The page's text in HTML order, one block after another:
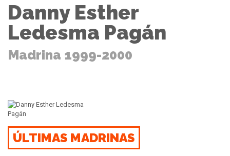
Danny Esther
Ledesma Pagán
Madrina 1999-2000
ÚLTIMAS MADRINAS